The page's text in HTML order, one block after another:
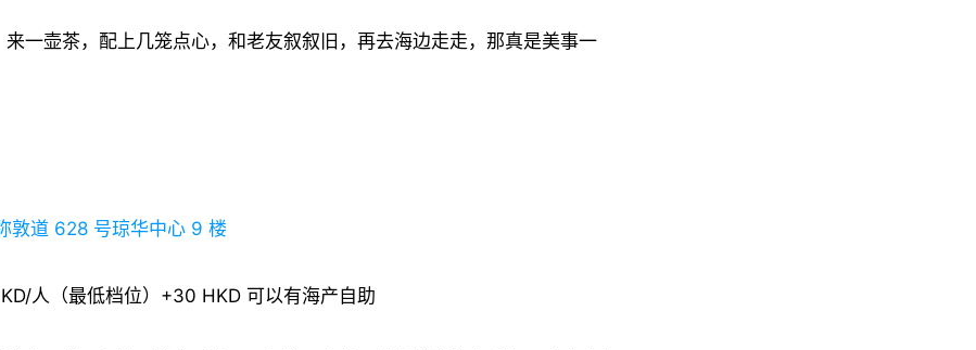
来一壶茶，配上几笼点心，和老友叙叙旧，再去海边走走，那真是美事一
敦道 628 号琼华中心 9 楼
人（最低档位）+30 HKD 可以有海产自助